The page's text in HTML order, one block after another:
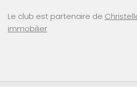
Le club est partenaire de
immobilier